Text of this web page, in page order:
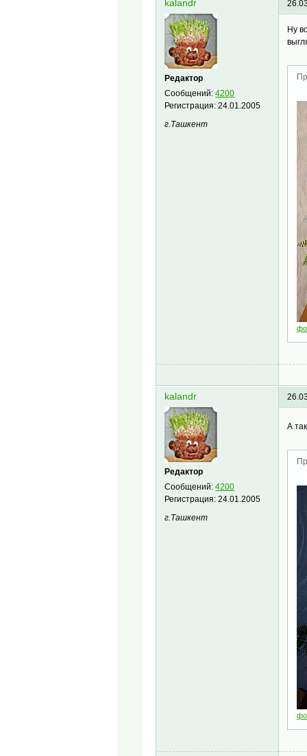
kalandr
Редактор
Сообщений:4200
Регистрация:24.01.2005
г.Ташкент
Ну
kalandr
Редактор
Сообщений:4200
Регистрация:24.01.2005
г.Ташкент
А